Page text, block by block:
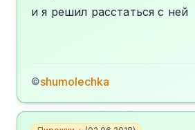
и я решил расстаться с ней
©shumolechka